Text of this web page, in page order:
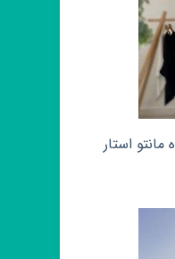
استار